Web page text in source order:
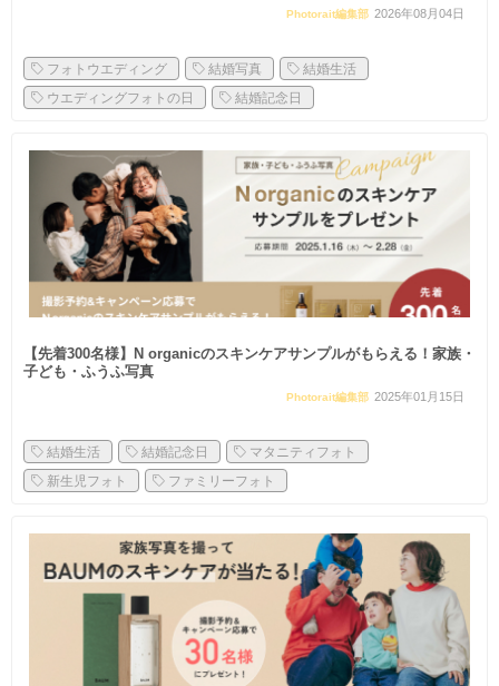
Photorait編集部 2026年08月04日
フォトウエディング 結婚写真
結婚生活
ウエディングフォトの日
結婚記念日
【先着300名様】N organicのスキンケアサンプルがもらえる！家族・
子ども・ふうふ写真
Photorait編集部 2025年01月15日
結婚生活 結婚記念日
マタニティフォト
新生児フォト
ファミリーフォト